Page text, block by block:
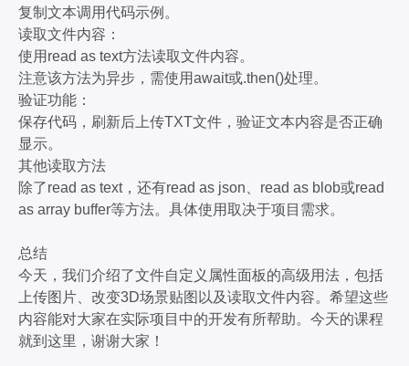
复制文本调用代码示例。
读取文件内容：
使用read as text方法读取文件内容。
注意该方法为异步，需使用await或.then()处理。
验证功能：
保存代码，刷新后上传TXT文件，验证文本内容是否正确
显示。
其他读取方法
除了read as text，还有read as json、read as blob或read
as array buffer等方法。具体使用取决于项目需求。
总结
今天，我们介绍了文件自定义属性面板的高级用法，包括
上传图片、改变3D场景贴图以及读取文件内容。希望这些
内容能对大家在实际项目中的开发有所帮助。今天的课程
就到这里，谢谢大家！